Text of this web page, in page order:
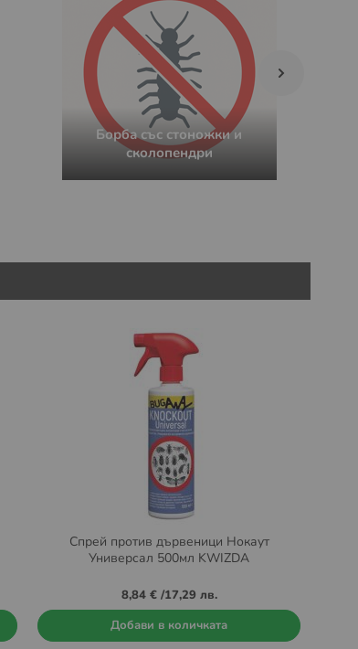
Борба със стоножки и
сколопендри
Спрей против дървеници Нокаут
Универсал 500мл KWIZDA
8,84 €/17,29 лв.
Добави в количката